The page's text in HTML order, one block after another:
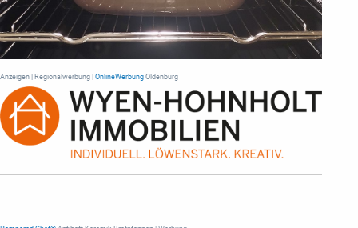
Anzeigen | Regionalwerbung | OnlineWerbung Oldenburg